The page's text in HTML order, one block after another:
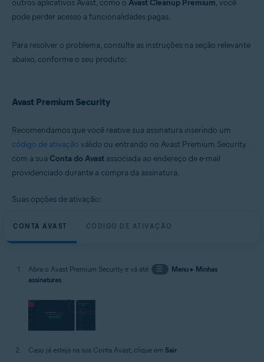
Microsoft Windows 8.1 / Pro / Enterprise - 32 / 64-bit
Microsoft Windows 8 / Pro / Enterprise - 32 / 64-bit
outros aplicativos Avast, como o Avast Cleanup Premium, você
pode perder acesso a funcionalidades pagas.
Para resolver o problema, consulte as instruções na seção relevante
abaixo, conforme o seu produto:
Avast Premium Security
Recomendamos que você reative sua assinatura inserindo um
código de ativação válido ou entrando no Avast Premium Security
com a sua Conta do Avast associada ao endereço de e-mail
providenciado durante a compra da assinatura.
Suas opções de ativação:
CONTA AVAST CÓDIGO DE ATIVAÇÃO
Abra o Avast Premium Security e vá até ☰ Menu▸ Minhas
assinaturas.
Caso já esteja na sua Conta Avast, clique em Sair.